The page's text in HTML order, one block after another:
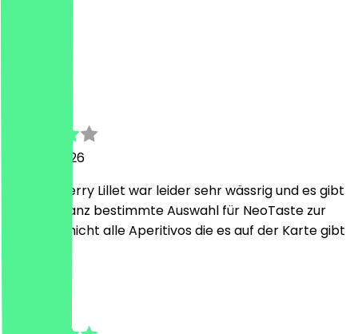
23. Juni 2026
Der Wildberry Lillet war leider sehr wässrig und es gibt
nur eine ganz bestimmte Auswahl für NeoTaste zur
Wahl und nicht alle Aperitivos die es auf der Karte gibt